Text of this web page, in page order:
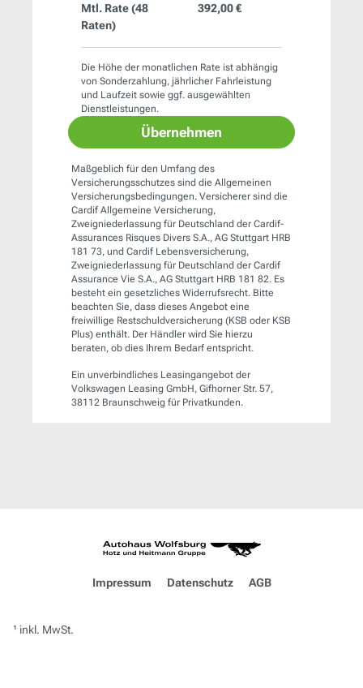
Mtl. Rate (48
Raten)
392,00 €
Die Höhe der monatlichen Rate ist abhängig
von Sonderzahlung, jährlicher Fahrleistung
und Laufzeit sowie ggf. ausgewählten
Dienstleistungen.
Übernehmen
Maßgeblich für den Umfang des
Versicherungsschutzes sind die Allgemeinen
Versicherungsbedingungen. Versicherer sind die
Cardif Allgemeine Versicherung,
Zweigniederlassung für Deutschland der Cardif-
Assurances Risques Divers S.A., AG Stuttgart HRB
181 73, und Cardif Lebensversicherung,
Zweigniederlassung für Deutschland der Cardif
Assurance Vie S.A., AG Stuttgart HRB 181 82. Es
besteht ein gesetzliches Widerrufsrecht. Bitte
beachten Sie, dass dieses Angebot eine
freiwillige Restschuldversicherung (KSB oder KSB
Plus) enthält. Der Händler wird Sie hierzu
beraten, ob dies Ihrem Bedarf entspricht.
Ein unverbindliches Leasingangebot der
Volkswagen Leasing GmbH, Gifhorner Str. 57,
38112 Braunschweig für Privatkunden.
Impressum Datenschutz AGB
¹ inkl. MwSt.